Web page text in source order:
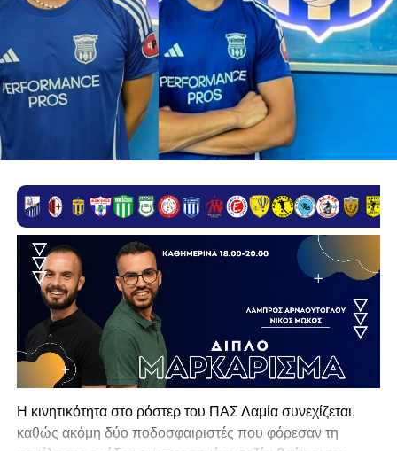
Η κινητικότητα στο ρόστερ του ΠΑΣ Λαμία συνεχίζεται,
καθώς ακόμη δύο ποδοσφαιριστές που φόρεσαν τη